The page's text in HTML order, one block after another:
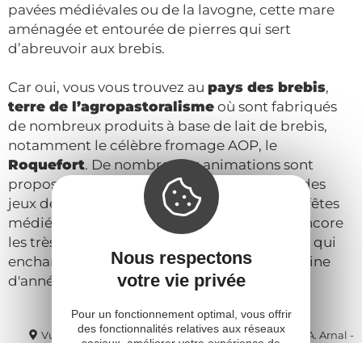
pavées médiévales ou de la lavogne, cette mare
aménagée et entourée de pierres qui sert
d’abreuvoir aux brebis.
Car oui, vous vous trouvez au pays des brebis,
terre de l’agropastoralisme où sont fabriqués
de nombreux produits à base de lait de brebis,
notamment le célèbre fromage AOP, le
Roquefort. De nombreuses animations sont
proposées tout au long de l’année comme des
jeux de piste en famille, des visites guidées, fêtes
médiévales ou pastorales, jeux anciens ou encore
les très célèbres “
” qui
enchantent petits et grands depuis une dizaine
d'années.
Vue sur le Moulin du Rédounel La Couvertoirade ©A. Arnal -
Nous respectons
votre vie privée
Pour un fonctionnement optimal, vous offrir
des fonctionnalités relatives aux réseaux